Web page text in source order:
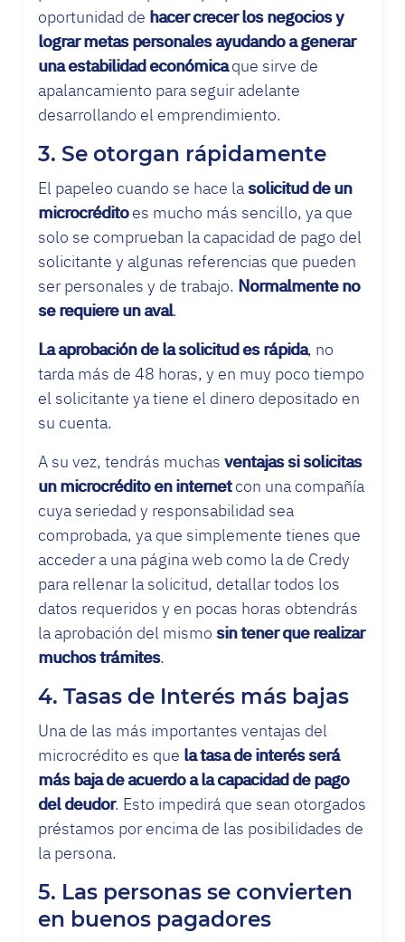
oportunidad de hacer crecer los negocios y
lograr metas personales ayudando a generar
una estabilidad económicaque sirve de
apalancamiento para seguir adelante
desarrollando el emprendimiento.
3. Se otorgan rápidamente
El papeleo cuando se hace lasolicitud de un
microcréditoes mucho más sencillo, ya que
solo se comprueban la capacidad de pago del
solicitante y algunas referencias que pueden
ser personales y de trabajo. Normalmente no
se requiere un aval.
La aprobación de la solicitud es rápida, no
tarda más de 48 horas, y en muy poco tiempo
el solicitante ya tiene el dinero depositado en
su cuenta.
A su vez, tendrás muchas ventajas si solicitas
un microcrédito en internetcon una compañía
cuya seriedad y responsabilidad sea
comprobada, ya que simplemente tienes que
acceder a una página web como la de Credy
para rellenar la solicitud, detallar todos los
datos requeridos y en pocas horas obtendrás
la aprobación del mismo sin tener que realizar
muchos trámites.
4. Tasas de Interés más bajas
Una de las más importantes ventajas del
microcrédito es que la tasa de interés será
más baja de acuerdo a la capacidad de pago
del deudor. Esto impedirá que sean otorgados
préstamos por encima de las posibilidades de
la persona.
5. Las personas se convierten
en buenos pagadores